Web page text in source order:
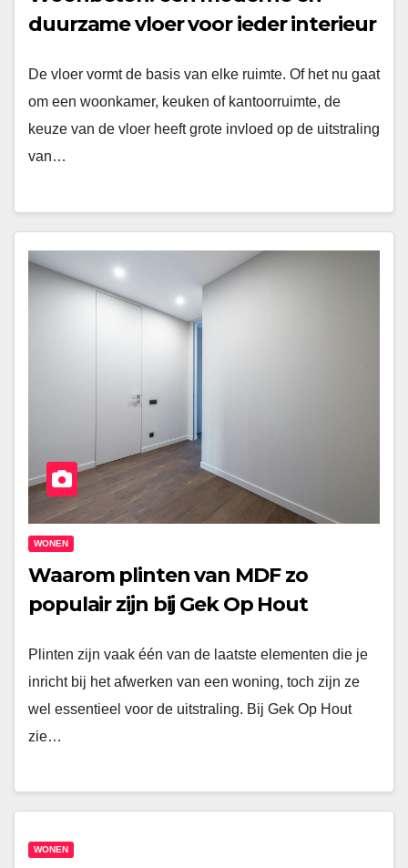
duurzame vloer voor ieder interieur
De vloer vormt de basis van elke ruimte. Of het nu gaat
om een woonkamer, keuken of kantoorruimte, de
keuze van de vloer heeft grote invloed op de uitstraling
van…
WONEN
Waarom plinten van MDF zo
populair zijn bij Gek Op Hout
Plinten zijn vaak één van de laatste elementen die je
inricht bij het afwerken van een woning, toch zijn ze
wel essentieel voor de uitstraling. Bij Gek Op Hout
zie…
WONEN